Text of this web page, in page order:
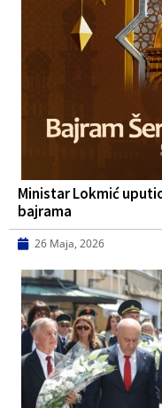
Ministar Lokmić
bajrama
26 Maja, 2026